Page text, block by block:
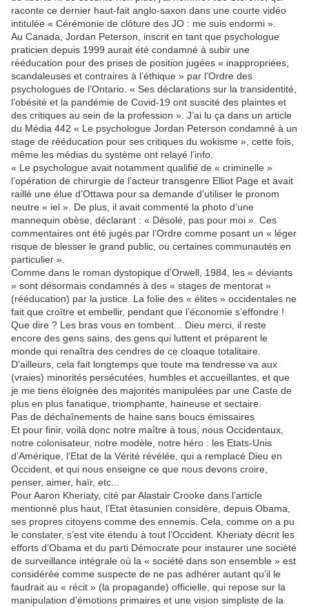
raconte ce dernier haut-fait anglo-saxon dans une courte vidéo
intitulée « Cérémonie de clôture des JO : me suis endormi ».
Au Canada, Jordan Peterson, inscrit en tant que psychologue
praticien depuis 1999 aurait été condamné à subir une
rééducation pour des prises de position jugées « inappropriées,
scandaleuses et contraires à l’éthique » par l’Ordre des
psychologues de l’Ontario. « Ses déclarations sur la transidentité,
l’obésité et la pandémie de Covid-19 ont suscité des plaintes et
des critiques au sein de la profession ». J’ai lu ça dans un article
du Média 442 « Le psychologue Jordan Peterson condamné à un
stage de rééducation pour ses critiques du wokisme », cette fois,
même les médias du système ont relayé l’info.
« Le psychologue avait notamment qualifié de « criminelle »
l’opération de chirurgie de l’acteur transgenre Elliot Page et avait
raillé une élue d’Ottawa pour sa demande d’utiliser le pronom
neutre « iel ». De plus, il avait commenté la photo d’une
mannequin obèse, déclarant : « Désolé, pas pour moi ». Ces
commentaires ont été jugés par l’Ordre comme posant un « léger
risque de blesser le grand public, ou certaines communautés en
particulier ».
Comme dans le roman dystopique d’Orwell, 1984, les « déviants
» sont désormais condamnés à des « stages de mentorat »
(rééducation) par la justice. La folie des « élites » occidentales ne
fait que croître et embellir, pendant que l’économie s’effondre !
Que dire ? Les bras vous en tombent... Dieu merci, il reste
encore des gens sains, des gens qui luttent et préparent le
monde qui renaîtra des cendres de ce cloaque totalitaire.
D’ailleurs, cela fait longtemps que toute ma tendresse va aux
(vraies) minorités persécutées, humbles et accueillantes, et que
je me tiens éloignée des majorités manipulées par une Caste de
plus en plus fanatique, triomphante, haineuse et sectaire.
Pas de déchaînements de haine sans boucs émissaires
Et pour finir, voilà donc notre maître à tous, nous Occidentaux,
notre colonisateur, notre modèle, notre héro : les Etats-Unis
d’Amérique, l’Etat de la Vérité révélée, qui a remplacé Dieu en
Occident, et qui nous enseigne ce que nous devons croire,
penser, aimer, haïr, etc...
Pour Aaron Kheriaty, cité par Alastair Crooke dans l’article
mentionné plus haut, l’Etat étasunien considère, depuis Obama,
ses propres citoyens comme des ennemis. Cela, comme on a pu
le constater, s’est vite étendu à tout l’Occident. Kheriaty décrit les
efforts d’Obama et du parti Démocrate pour instaurer une société
de surveillance intégrale où la « société dans son ensemble » est
considérée comme suspecte de ne pas adhérer autant qu’il le
faudrait au « récit » (la propagande) officielle, qui repose sur la
manipulation d’émotions primaires et une vision simpliste de la